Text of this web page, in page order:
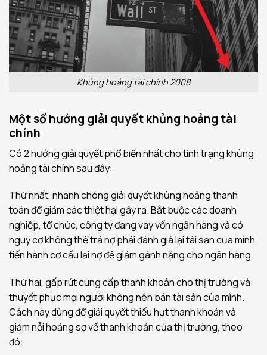
Khủng hoảng tài chính 2008
Một số hướng giải quyết khủng hoảng tài
chính
Có 2 hướng giải quyết phổ biến nhất cho tình trạng khủng
hoảng tài chính sau đây:
Thứ nhất, nhanh chóng giải quyết khủng hoảng thanh
toán để giảm các thiệt hại gây ra. Bắt buộc các doanh
nghiệp, tổ chức, công ty đang vay vốn ngân hàng và có
nguy cơ không thể trả nợ phải đánh giá lại tài sản của mình,
tiến hành cơ cấu lại nợ để giảm gánh nặng cho ngân hàng.
Thứ hai, gấp rút cung cấp thanh khoản cho thị trường và
thuyết phục mọi người không nên bán tài sản của mình.
Cách này dùng để giải quyết thiếu hụt thanh khoản và
giảm nỗi hoảng sợ về thanh khoản của thị trường, theo
đó: